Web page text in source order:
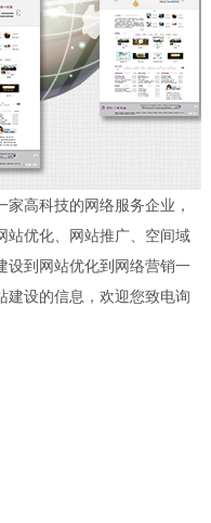
高科技的网络服务企业，
站优化、网站推广、空间域
设到网站优化到网络营销一
建设的信息，欢迎您致电询